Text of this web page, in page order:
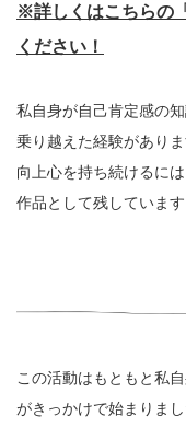
※詳しくはこちらの
ください！
私自身が自己肯定感の
乗り越えた経験があり
向上心を持ち続けるに
作品として残しています
この活動はもともと私
がきっかけで始まりまし